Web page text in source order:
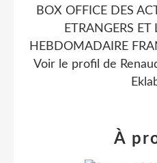
BOX OFFICE DES
ETRANGERS
HEBDOMADAIRE
Voir le profil de
À